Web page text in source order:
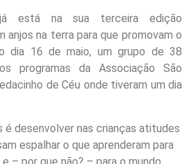
está na sua terceira edição
anjos na terra para que promovam o
dia 16 de maio, um grupo de 38
programas da Associação São
de Céu onde tiveram um dia
é desenvolver nas crianças atitudes
espalhar o que aprenderam para